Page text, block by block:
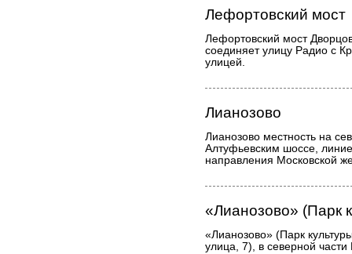
Лефортовский мост
Лефортовский мост
соединяет улицу Радио с
улицей.
Лианозово
Лианозово местность на
Алтуфьевским шоссе,
направления Московской
«Лианозово» (Парк
«Лианозово» (Парк
улица, 7), в северной